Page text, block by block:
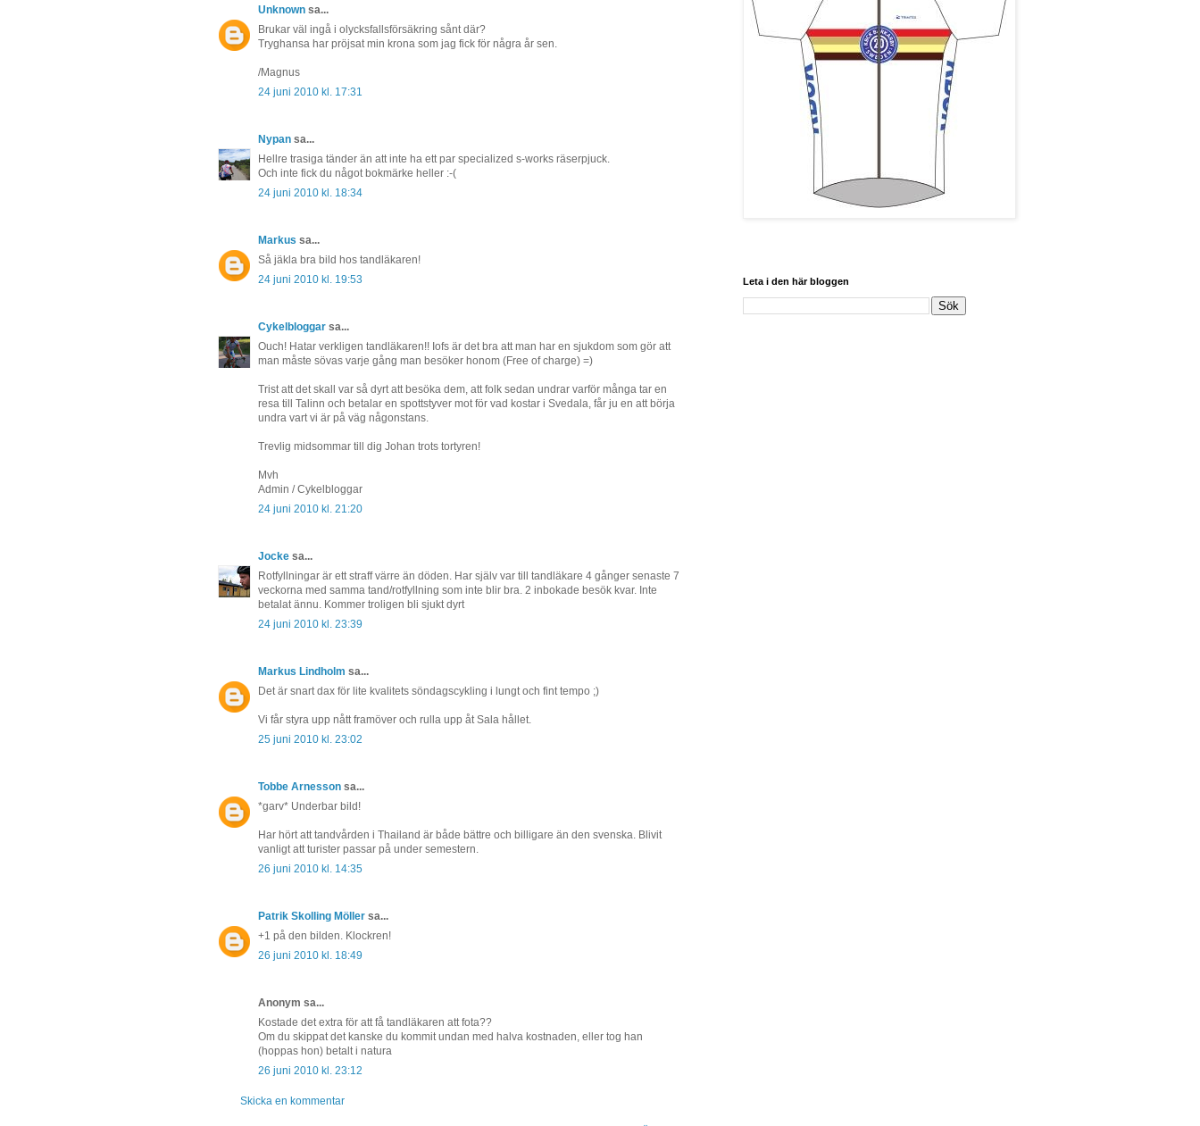
Unknown sa...
Brukar väl ingå i olycksfallsförsäkring sånt där?
Tryghansa har pröjsat min krona som jag fick för några år sen.
/Magnus
24 juni 2010 kl. 17:31
Nypan sa...
Hellre trasiga tänder än att inte ha ett par specialized s-works räserpjuck.
Och inte fick du något bokmärke heller :-(
24 juni 2010 kl. 18:34
Markus sa...
Så jäkla bra bild hos tandläkaren!
24 juni 2010 kl. 19:53
Cykelbloggar sa...
Ouch! Hatar verkligen tandläkaren!! Iofs är det bra att man har en sjukdom som gör att
man måste sövas varje gång man besöker honom (Free of charge) =)
Trist att det skall var så dyrt att besöka dem, att folk sedan undrar varför många tar en
resa till Talinn och betalar en spottstyver mot för vad kostar i Svedala, får ju en att börja
undra vart vi är på väg någonstans.
Trevlig midsommar till dig Johan trots tortyren!
Mvh
Admin / Cykelbloggar
24 juni 2010 kl. 21:20
Jocke sa...
Rotfyllningar är ett straff värre än döden. Har själv var till tandläkare 4 gånger senaste 7
veckorna med samma tand/rotfyllning som inte blir bra. 2 inbokade besök kvar. Inte
betalat ännu. Kommer troligen bli sjukt dyrt
24 juni 2010 kl. 23:39
Markus Lindholm sa...
Det är snart dax för lite kvalitets söndagscykling i lungt och fint tempo ;)
Vi får styra upp nått framöver och rulla upp åt Sala hållet.
25 juni 2010 kl. 23:02
Tobbe Arnesson sa...
*garv* Underbar bild!
Har hört att tandvården i Thailand är både bättre och billigare än den svenska. Blivit
vanligt att turister passar på under semestern.
26 juni 2010 kl. 14:35
Patrik Skolling Möller sa...
+1 på den bilden. Klockren!
26 juni 2010 kl. 18:49
Anonym sa...
Kostade det extra för att få tandläkaren att fota??
Om du skippat det kanske du kommit undan med halva kostnaden, eller tog han
(hoppas hon) betalt i natura
26 juni 2010 kl. 23:12
Skicka en kommentar
Leta i den här bloggen